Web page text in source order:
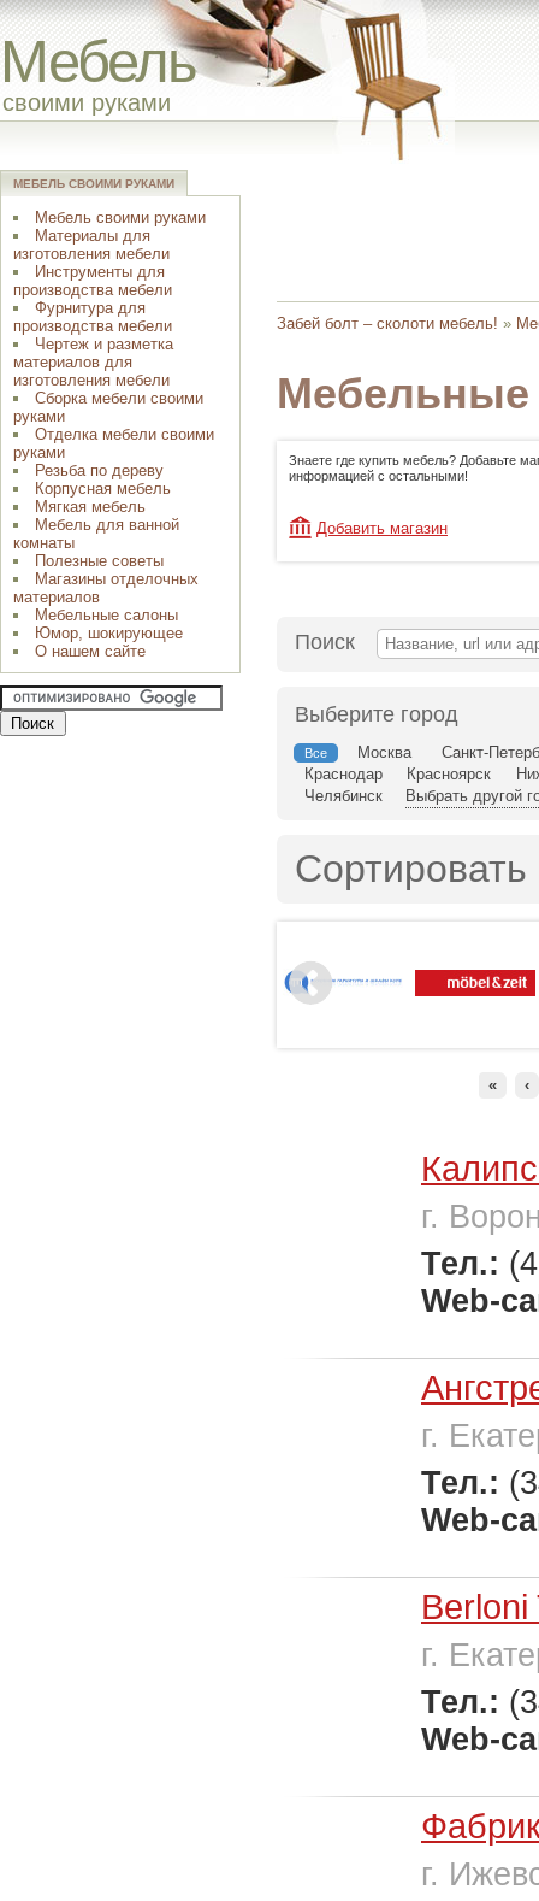
Мебель
своими руками
Забей болт – сколоти мебель! »
Знаете где купить мебель? Добавьте
информацией с остальными!
Добавить магазин
Поиск
Выберите город
Все Москва
Санкт-
Краснодар
Красноярск
Челябинск
Выбрать другой
Сортировать
« ‹
г.
Тел.:
Web-
г.
Тел.:
Web-
Berloni
г.
Тел.:
Web-
г.
МЕБЕЛЬ СВОИМИ РУКАМИ
Мебель своими руками
Материалы для
изготовления мебели
Инструменты для
производства мебели
Фурнитура для
производства мебели
Чертеж и разметка
материалов для
изготовления мебели
Сборка мебели своими
руками
Отделка мебели своими
руками
Резьба по дереву
Корпусная мебель
Мягкая мебель
Мебель для ванной
комнаты
Полезные советы
Магазины отделочных
материалов
Мебельные салоны
Юмор, шокирующее
О нашем сайте